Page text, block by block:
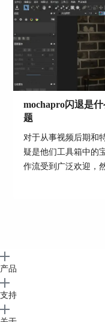
图
如图7所示，单击
预览窗口同时看到
另外，也可以通
相关的信息。
完成了预设类型的
其应用到素材中。
接着，返回到
mochapro闪退是
题
对于从事视频后期和
疑是他们工具箱中的
作流受到广泛欢迎，
到困扰。本文将探讨
产品
支持